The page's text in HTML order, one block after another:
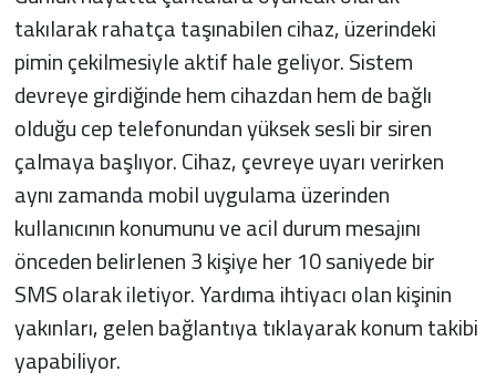
takılarak rahatça taşınabilen cihaz, üzerindeki
pimin çekilmesiyle aktif hale geliyor. Sistem
devreye girdiğinde hem cihazdan hem de bağlı
olduğu cep telefonundan yüksek sesli bir siren
çalmaya başlıyor. Cihaz, çevreye uyarı verirken
aynı zamanda mobil uygulama üzerinden
kullanıcının konumunu ve acil durum mesajını
önceden belirlenen 3 kişiye her 10 saniyede bir
SMS olarak iletiyor. Yardıma ihtiyacı olan kişinin
yakınları, gelen bağlantıya tıklayarak konum takibi
yapabiliyor.